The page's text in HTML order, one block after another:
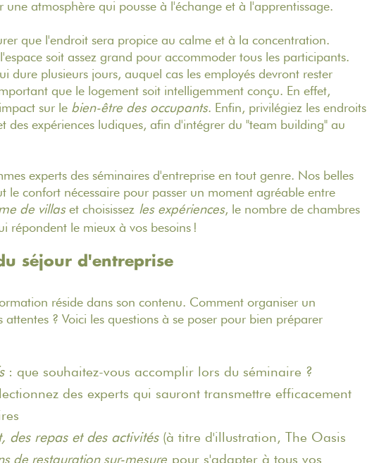
une atmosphère qui pousse à l'échange et à l'apprentissage.
que l'endroit sera propice au calme et à la concentration.
soit assez grand pour accommoder tous les participants.
dure plusieurs jours, auquel cas les employés devront rester
que le logement soit intelligemment conçu. En effet,
sur le bien-être des occupants. Enfin, privilégiez les endroits
des expériences ludiques, afin d'intégrer du "team building" au
experts des séminaires d'entreprise en tout genre. Nos belles
le confort nécessaire pour passer un moment agréable entre
de villaset choisissez les expériences, le nombre de chambres
répondent le mieux à vos besoins !
séjour d'entreprise
réside dans son contenu. Comment organiser un
? Voici les questions à se poser pour bien préparer
: que souhaitez-vous accomplir lors du séminaire ?
des experts qui sauront transmettre efficacement
repas et des activités (à titre d'illustration, The Oasis
de restauration sur-mesure pour s'adapter à tous vos